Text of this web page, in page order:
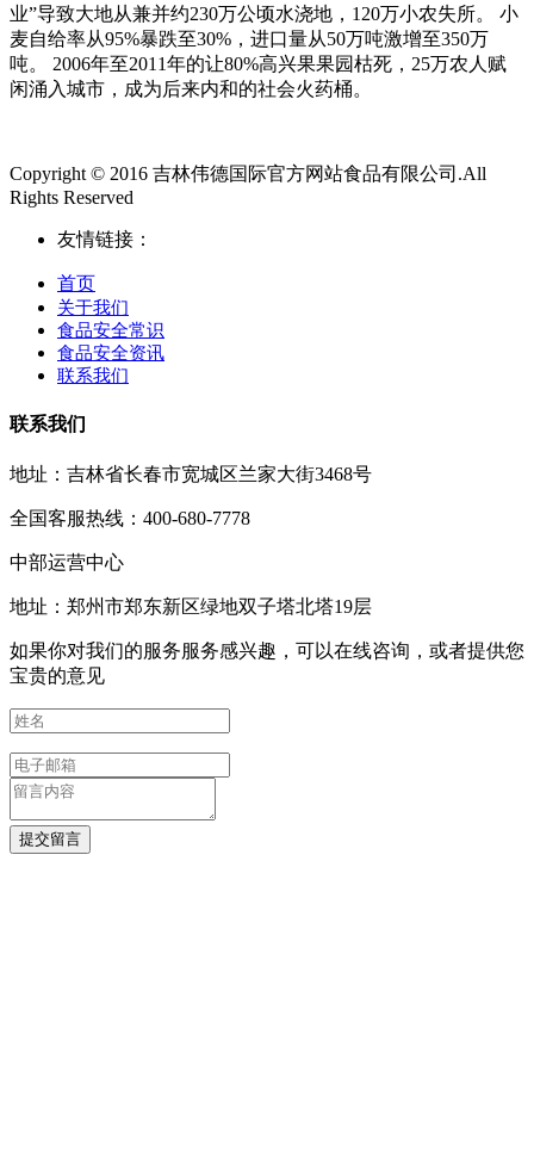
业”导致大地从兼并约230万公顷水浇地，120万小农失所。 小
麦自给率从95%暴跌至30%，进口量从50万吨激增至350万
吨。 2006年至2011年的让80%高兴果果园枯死，25万农人赋
闲涌入城市，成为后来内和的社会火药桶。
Copyright © 2016 吉林伟德国际官方网站食品有限公司.All
Rights Reserved
友情链接：
首页
关于我们
食品安全常识
食品安全资讯
联系我们
联系我们
地址：吉林省长春市宽城区兰家大街3468号
全国客服热线：400-680-7778
中部运营中心
地址：郑州市郑东新区绿地双子塔北塔19层
如果你对我们的服务服务感兴趣，可以在线咨询，或者提供您
宝贵的意见
提交留言